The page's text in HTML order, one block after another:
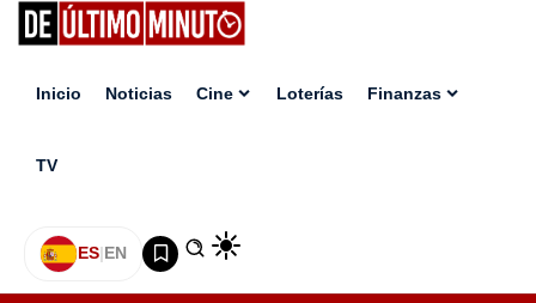
Inicio Noticias Cine Loterías Finanzas
TV
ES|EN